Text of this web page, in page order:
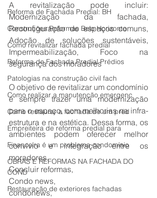
Reforma de Fachada Predial: BH
Construções Reformas Belo Horizonte
Como revitalizar fachada predial
Reforma de Fachada Predial Prédios
Patologias na construção civil fach
Como realizar a manutenção emergenc
Como restaurar a fachada de um préd
Empreiteira de reforma predial para
Financeira é um problema condomínio
OBRAS E REFORMAS NA FACHADA DO
COND
Restauração de exteriores fachadas
A revitalização pode incluir:
Modernização da fachada,
Reconfiguração de espaços comuns,
Adoção de soluções sustentáveis,
Impermeabilização, Foco na
segurança dos moradores
O objetivo de revitalizar um condomínio
é sempre trazer uma modernização
para o espaço, com melhorias na infra-
estrutura e na estética. Dessa forma, os
ambientes podem oferecer melhor
convívio e integração entre os
moradores.
Concluir reformas,
Condo news,
condonews,